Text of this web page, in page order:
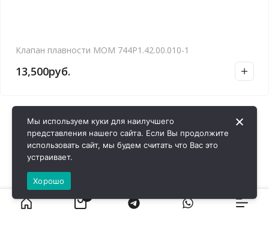
Клапан плавности МОМ 744Р1.42.00.010-1
13,500руб.
Мы используем куки для наилучшего
представления нашего сайта. Если Вы продолжите
использовать сайт, мы будем считать что Вас это
устраивает.
Хорошо